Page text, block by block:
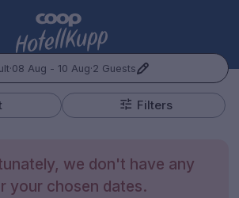
·08 Aug - 10 Aug·2 Guests
Filters
we don't have any
your chosen dates.